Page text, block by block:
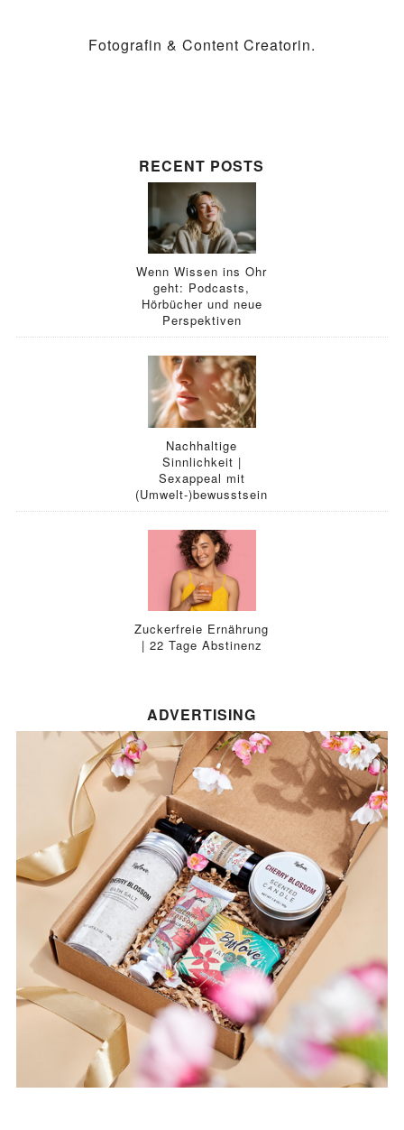
Fotografin & Content Creatorin.
RECENT POSTS
Wenn Wissen ins Ohr
geht: Podcasts,
Hörbücher und neue
Perspektiven
Nachhaltige
Sinnlichkeit |
Sexappeal mit
(Umwelt-)bewusstsein
Zuckerfreie Ernährung
| 22 Tage Abstinenz
ADVERTISING